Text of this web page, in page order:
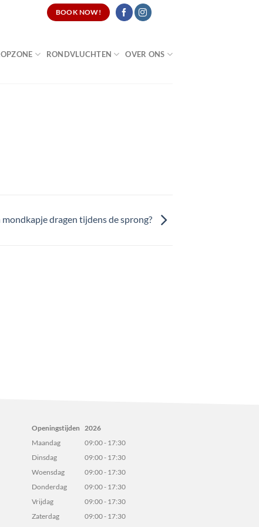
BOOK NOW!
RONDVLUCHTEN OVER ONS
dragen tijdens de sprong?
Openingstijden
Maandag
Dinsdag
Woensdag
Donderdag
Vrijdag
Zaterdag
2026
09:00 - 17:30
09:00 - 17:30
09:00 - 17:30
09:00 - 17:30
09:00 - 17:30
09:00 - 17:30